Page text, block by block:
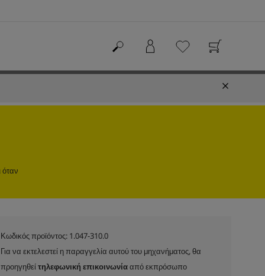
όταν
Κωδικός προϊόντος: 1.047-310.0
Για να εκτελεστεί η παραγγελία αυτού του μηχανήματος, θα
προηγηθείτηλεφωνική επικοινωνίααπό εκπρόσωπο